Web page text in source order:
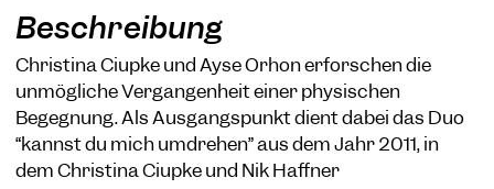
Beschreibung
Christina Ciupke und Ayse Orhon erforschen die
unmögliche Vergangenheit einer physischen
Begegnung. Als Ausgangspunkt dient dabei das Duo
“kannst du mich umdrehen” aus dem Jahr 2011, in
dem Christina Ciupke und Nik Haffner
Notwendige Cookies
Externe Medien
Statistiken
Nur notwendige Alle akzeptieren Speichern